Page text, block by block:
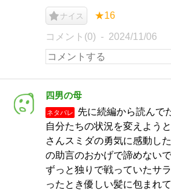
ナイス ★16
コメント(0) 2024/11/06
四男の母
ネタバレ
先に続編から読んで
自分たちの状況を変えよう
さんスミダの勇気に感動し
の助言のおかげで諦めない
ずっと独りで戦っていたサ
ったとき優しい髪に包まれ